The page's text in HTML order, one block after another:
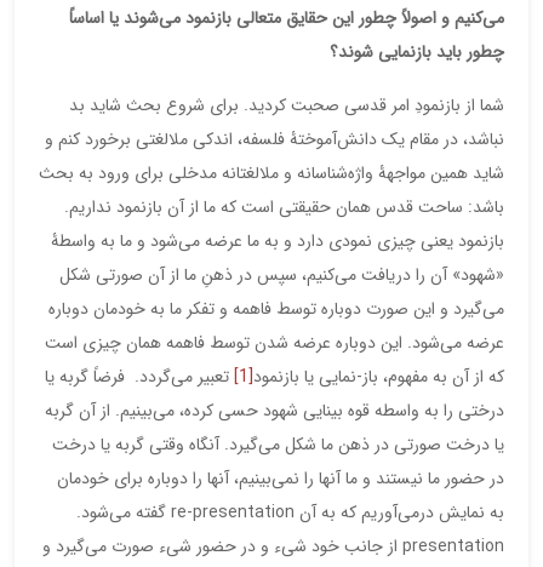
می‌کنیم و اصولاً چطور این حقایق متعالی بازنمود می‌شوند یا اساساً
چطور باید بازنمایی شوند؟
شما از بازنمودِ امر قدسی صحبت کردید. برای شروع بحث شاید بد
نباشد، در مقام یک دانش‌آموختۀ فلسفه، اندکی ملالغتی برخورد کنم و
شاید همین مواجهۀ واژه‌شناسانه و ملالغتانه مدخلی برای ورود به بحث
باشد: ساحت قدس همان حقیقتی است که ما از آن بازنمود نداریم.
بازنمود یعنی چیزی نمودی دارد و به ما عرضه می‌شود و ما به واسطۀ
«شهود» آن را دریافت می‌کنیم، سپس در ذهنِ ما از آن صورتی شکل
می‌گیرد و این صورت دوباره توسط فاهمه و تفکر ما به خودمان دوباره
عرضه می‌شود. این دوباره عرضه شدن توسط فاهمه همان چیزی است
که از آن به مفهوم، باز-نمایی یا بازنمود[1]
تعبیر می‌گردد. فرضاً گربه یا
درختی را به واسطه قوه بینایی شهود حسی کرده، می‌بینیم. از آن گربه
یا درخت صورتی در ذهن ما شکل می‌گیرد. آنگاه وقتی گربه یا درخت
در حضور ما نیستند و ما آنها را نمی‌بینیم، آنها را دوباره برای خودمان
به نمایش درمی‌آوریم که به آن re-presentation گفته می‌شود.
presentation از جانب خود شیء و در حضور شیء صورت می‌گیرد و